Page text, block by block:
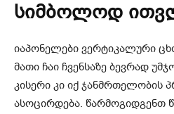
სიმბოლოდ
იაპონელები ვერტიკალური
მათი ჩაი ჩვენსაზე ბევრად
კისერი კი იქ ჯანმრთელობის
ასოცირდება. წარმოგიდგენთ